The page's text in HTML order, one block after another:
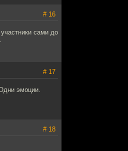
# 16
сами до
# 17
эмоции.
# 18